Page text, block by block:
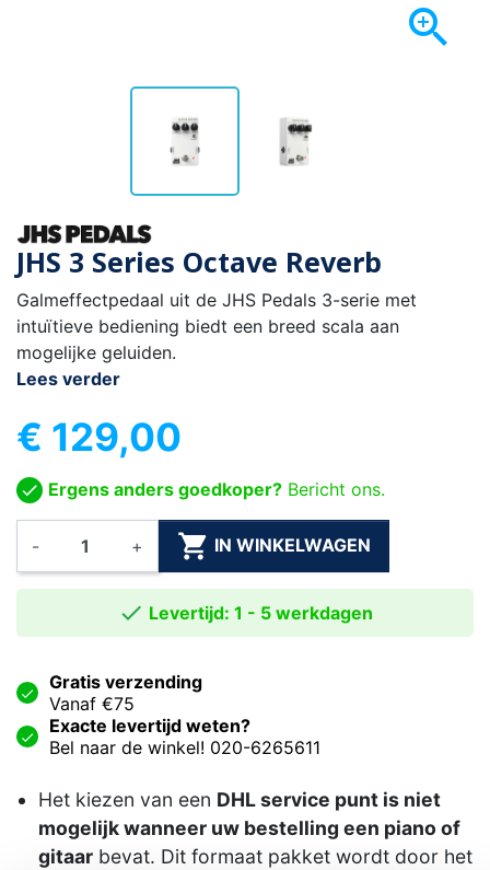

JHS 3 Series Octave Reverb
Galmeffectpedaal uit de JHS Pedals 3-serie met
intuïtieve bediening biedt een breed scala aan
mogelijke geluiden.
Lees verder
€ 129,00
Ergens anders goedkoper? Bericht ons.
- +  IN WINKELWAGEN
 Levertijd: 1 - 5 werkdagen
Gratis verzending
Vanaf €75
Exacte levertijd weten?
Bel naar de winkel! 020-6265611
Het kiezen van een DHL service punt is niet
mogelijk wanneer uw bestelling een piano of
gitaar bevat. Dit formaat pakket wordt door het